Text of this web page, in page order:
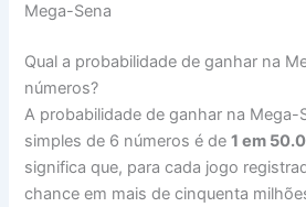
Mega-Sena
Qual a probabilidade de ganhar na
números?
A probabilidade de ganhar na Mega-
simples de 6 números é de1 em
significa que, para cada jogo
chance em mais de cinquenta